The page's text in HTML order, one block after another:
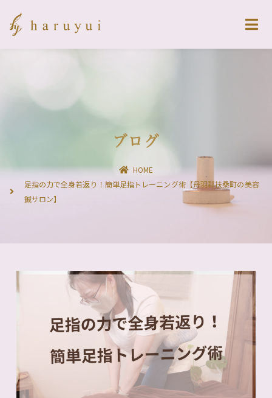
ブログ
HOME
足指の力で全身若返り！簡単足指トレーニング術【丹羽郡扶桑町の美容
鍼サロン】